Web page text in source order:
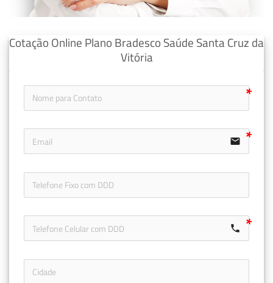
Cotação Online Plano Bradesco Saúde Santa Cruz da
Vitória
email
call